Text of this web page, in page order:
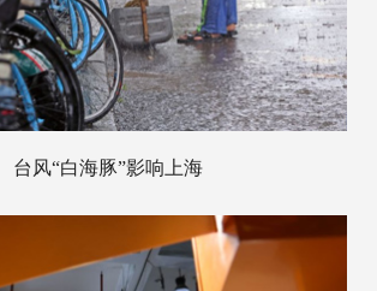
台风“白海豚”影响上海